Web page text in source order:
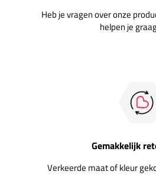
Heb je vragen over onze
helpen je
Gemakkelijk
Verkeerde maat of kleur